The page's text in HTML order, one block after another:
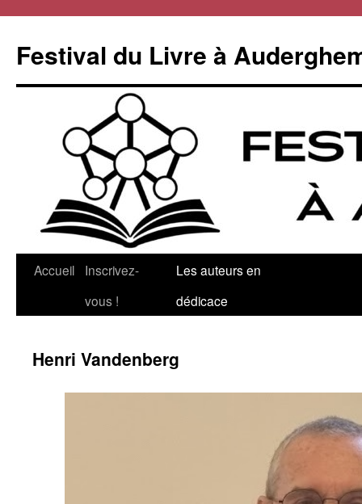
contenu
Festival du Livre à
Accueil
Inscrivez-
vous !
Les auteurs en
dédicace
Henri Vandenberg